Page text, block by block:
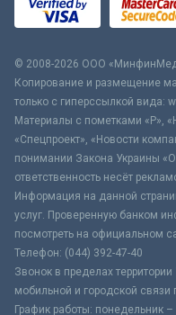
© 2008-2026 ООО
Копирование и размещение
только с гиперссылкой вида:
Материалы с пометками «Р»,
«Спецпроект», «Новости
понимании Закона Украины
ответственность несёт
Информация на данной
услуг. Проверенную банком
посмотреть на официальном
Телефон: (044) 392-47-40
Звонок в пределах
мобильной и городской связи
График работы: понедельник